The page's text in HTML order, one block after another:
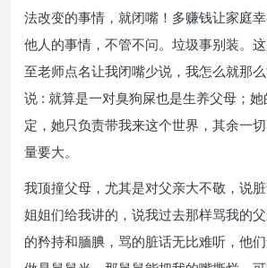
法改变的事情，就闭嘴！多赚钱让家庭
他人的事情，不管不问。垃圾事别装。
至老师点名让我闭嘴少说，我怎么就那
说 : 就算是一对臭狗屎也是生养父母；
定，她只负责带我来这个世界，其余一
量要大。
我顶撞父母，尤其是对父亲大不敬，说
姐姐们给我讲的，说我过去那样骂我的
的矜持和腼腆，骂的脏话无比难听，他